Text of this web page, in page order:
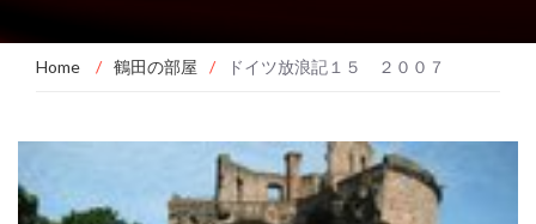
Home / 鶴田の部屋 / ドイツ放浪記１５ ２００７